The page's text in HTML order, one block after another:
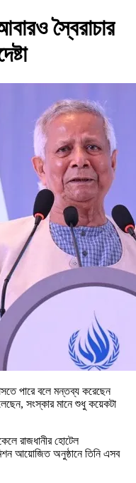
স্বৈরাচার
পারে বলে মন্তব্য করেছেন
সংস্কার মানে শুধু কয়েকটা
রাজধানীর হোটেল
মিশন আয়োজিত অনুষ্ঠানে তিনি এসব